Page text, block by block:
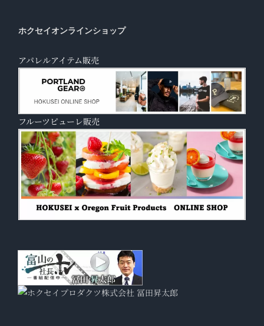
ホクセイオンラインショップ
アパレルアイテム販売
フルーツピューレ販売